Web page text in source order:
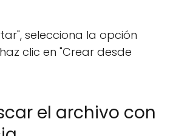
selecciona la opción
clic en "Crear desde
el archivo con